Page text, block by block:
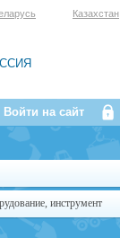
Казахстан
Войти на сайт
инструмент